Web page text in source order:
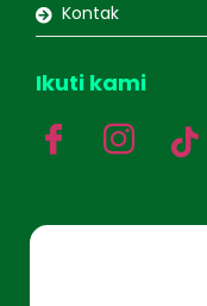
Kontak
Ikuti kami